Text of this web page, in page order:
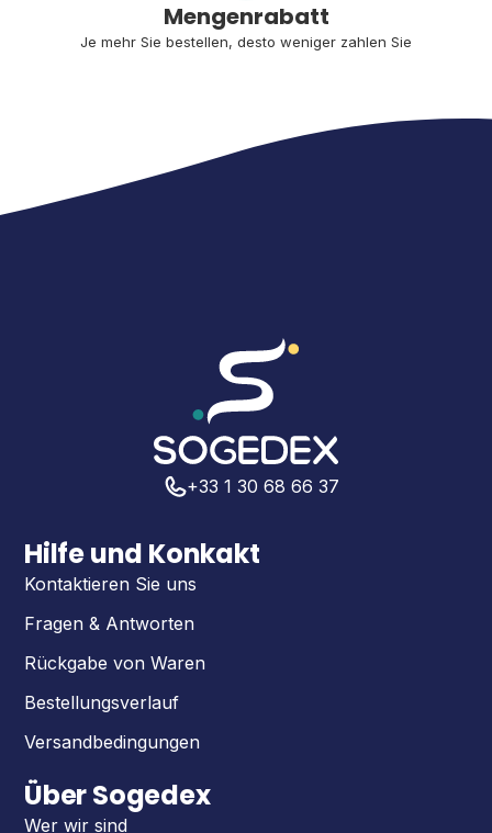
Mengenrabatt
Je mehr Sie bestellen, desto weniger zahlen Sie
+33 1 30 68 66 37
Hilfe und Konkakt
Kontaktieren Sie uns
Fragen & Antworten
Rückgabe von Waren
Bestellungsverlauf
Versandbedingungen
Über Sogedex
Wer wir sind